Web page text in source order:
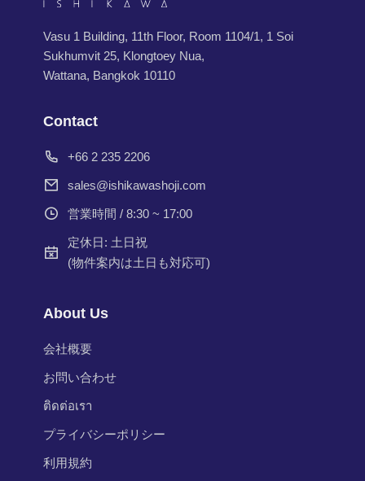
Vasu 1 Building, 11th Floor, Room 1104/1, 1 Soi
Sukhumvit 25, Klongtoey Nua,
Wattana, Bangkok 10110
Contact
+66 2 235 2206
sales@ishikawashoji.com
営業時間 / 8:30 ~ 17:00
定休日: 土日祝
(物件案内は土日も対応可)
About Us
会社概要
お問い合わせ
ติดต่อเรา
プライバシーポリシー
利用規約